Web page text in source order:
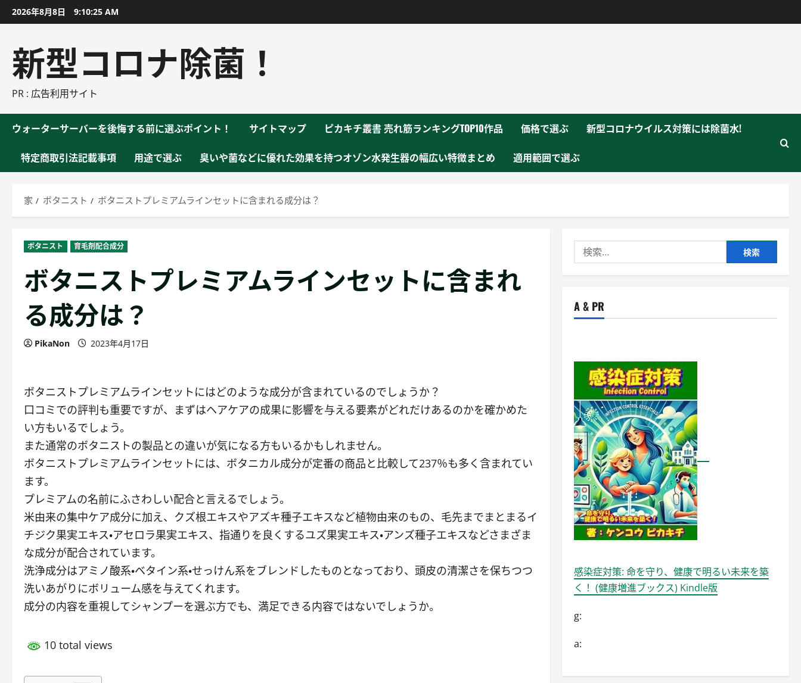
ン
2026年8月8日 9:10:25 AM
新型コロナ除菌！
PR : 広告利用サイト
ウォーターサーバーを後悔する前に選ぶポイント！ サイトマップ ピカキチ叢書 売れ筋ランキングTOP10作品 価格で選ぶ 新型コロナウイルス対策には除菌水!
特定商取引法記載事項 用途で選ぶ 臭いや菌などに優れた効果を持つオゾン水発生器の幅広い特徴まとめ 適用範囲で選ぶ
家 ボタニスト ボタニストプレミアムラインセットに含まれる成分は？
ボタニスト 育毛剤配合成分
ボタニストプレミアムラインセットに含まれ
る成分は？
PikaNon 2023年4月17日
ボタニストプレミアムラインセットにはどのような成分が含まれているのでしょうか？
口コミでの評判も重要ですが、まずはヘアケアの成果に影響を与える要素がどれだけあるのかを確かめた
い方もいるでしょう。
また通常のボタニストの製品との違いが気になる方もいるかもしれません。
ボタニストプレミアムラインセットには、ボタニカル成分が定番の商品と比較して237％も多く含まれてい
ます。
プレミアムの名前にふさわしい配合と言えるでしょう。
米由来の集中ケア成分に加え、クズ根エキスやアズキ種子エキスなど植物由来のもの、毛先までまとまるイ
チジク果実エキス・アセロラ果実エキス、指通りを良くするユズ果実エキス・アンズ種子エキスなどさまざま
な成分が配合されています。
洗浄成分はアミノ酸系・ベタイン系・せっけん系をブレンドしたものとなっており、頭皮の清潔さを保ちつつ
洗いあがりにボリューム感を与えてくれます。
成分の内容を重視してシャンプーを選ぶ方でも、満足できる内容ではないでしょうか。
10 total views
索:
A & PR
感染症対策: 命を守り、健康で明るい未来を築
く！ (健康増進ブックス) Kindle版
g:
a: